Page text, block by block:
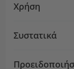
Χρήση
Συστατικά